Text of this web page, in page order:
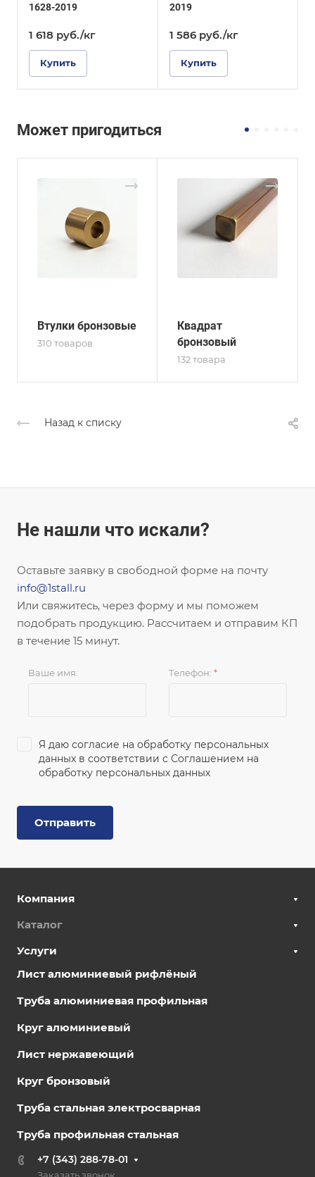
1628-2019
1 618 руб./кг
Купить
2019
1 586 руб./кг
Купить
Может пригодиться
Втулки бронзовые
310 товаров
Квадрат
бронзовый
132 товара
Назад к списку
Не нашли что искали?
Оставьте заявку в свободной форме на почту
info@1stall.ru
Или свяжитесь, через форму и мы поможем
подобрать продукцию. Рассчитаем и отправим КП
в течение 15 минут.
Ваше имя: Телефон: *
Я даю согласие на обработку персональных
данных в соответствии с Соглашением на
обработку персональных данных
Отправить
Компания
Каталог
Услуги
Лист алюминиевый рифлёный
Труба алюминиевая профильная
Круг алюминиевый
Лист нержавеющий
Круг бронзовый
Труба стальная электросварная
Труба профильная стальная
+7 (343) 288-78-01